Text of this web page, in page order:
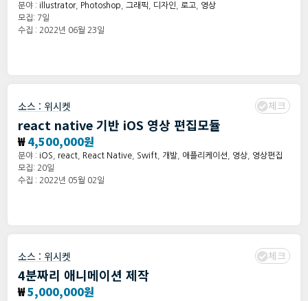
분야 : illustrator, Photoshop 그래픽 디자인 로고
영상
모집: 7일
수집 : 2022년 06월 23일
소스 : 위시켓 체크
react native 기반 iOS 영상 편집모듈
₩4,500,000원
분야 : iOS react React Native Swift 개발 애플리케이션 영상
영상편집
모집: 20일
수집 : 2022년 05월 02일
소스 : 위시켓 체크
4분짜리 애니메이션 제작
₩5,000,000원